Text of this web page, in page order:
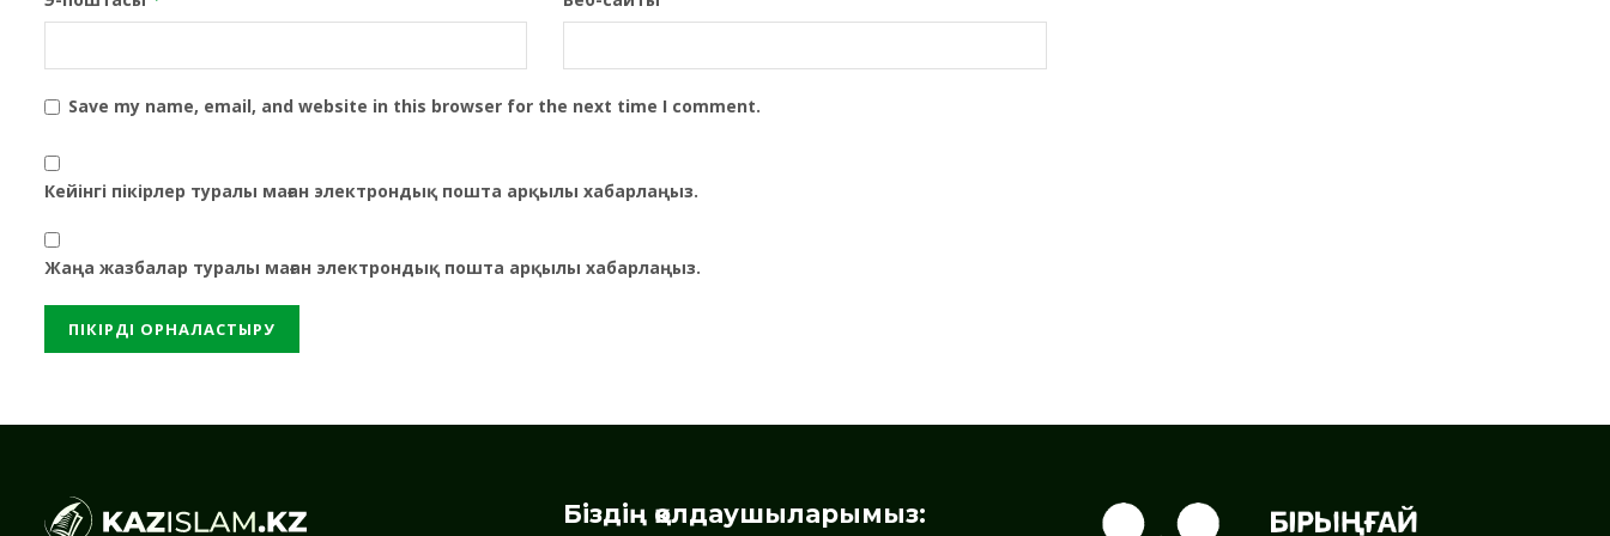
Save my name, email, and website in this browser for the next time I comment.
Кейінгі пікірлер туралы маған электрондық пошта арқылы хабарлаңыз.
Жаңа жазбалар туралы маған электрондық пошта арқылы хабарлаңыз.
Біздің қолдаушыларымыз: